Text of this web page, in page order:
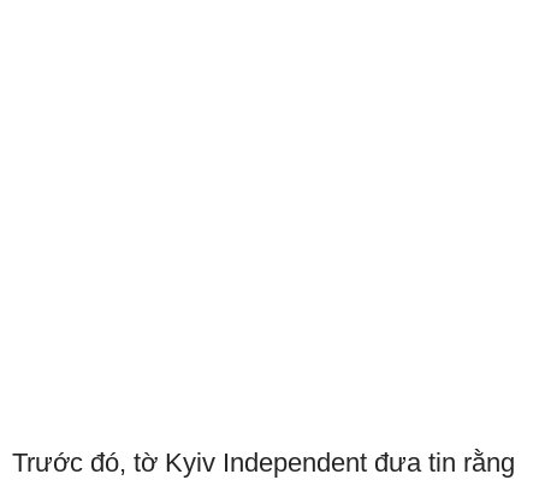
Trước đó, tờ Kyiv Independent đưa tin rằng